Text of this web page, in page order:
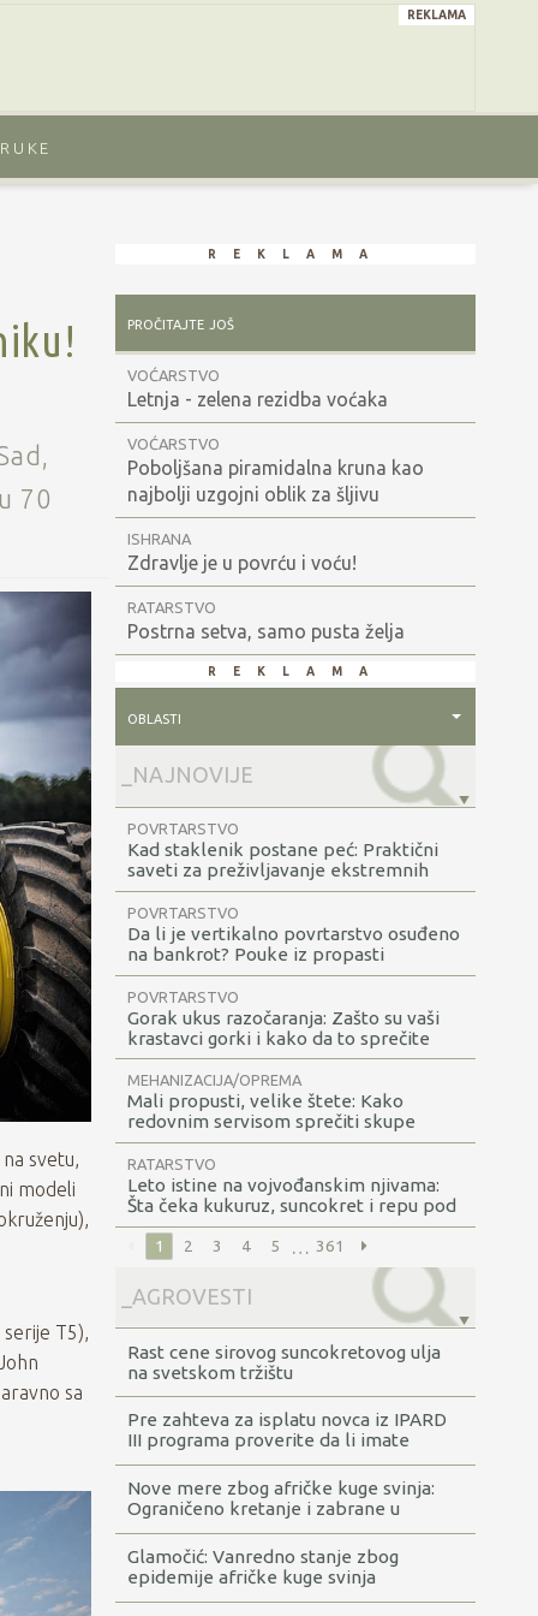
reklama
70
svetu,
modeli
T5),
sa
reklama
pročitajte još
VOĆARSTVO
Letnja - zelena rezidba voćaka
VOĆARSTVO
Poboljšana piramidalna kruna kao
najbolji uzgojni oblik za šljivu
ISHRANA
Zdravlje je u povrću i voću!
RATARSTVO
Postrna setva, samo pusta želja
reklama
oblasti
POVRTARSTVO
Kad staklenik postane peć: Praktični
saveti za preživljavanje ekstremnih
vrućina u plastenicima i staklenicima
POVRTARSTVO
Da li je vertikalno povrtarstvo osuđeno
na bankrot? Pouke iz propasti
vertikalnih farmi
POVRTARSTVO
Gorak ukus razočaranja: Zašto su vaši
krastavci gorki i kako da to sprečite
MEHANIZACIJA/OPREMA
Mali propusti, velike štete: Kako
redovnim servisom sprečiti skupe
kvarove u zaštićenom prostoru
RATARSTVO
Leto istine na vojvođanskim njivama:
Šta čeka kukuruz, suncokret i repu pod
vrelim suncem?
1 2 3 4 5 361
Rast cene sirovog suncokretovog ulja
na svetskom tržištu
Pre zahteva za isplatu novca iz IPARD
III programa proverite da li imate
dugovanja
Nove mere zbog afričke kuge svinja:
Ograničeno kretanje i zabrane u
šumama
Glamočić: Vanredno stanje zbog
epidemije afričke kuge svinja
proglašeno za sada u Rumi, Obrenovcu